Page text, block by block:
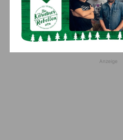
„Sein Charakter
Fußballverein
Aktuell 7. August 2026
Anzeige